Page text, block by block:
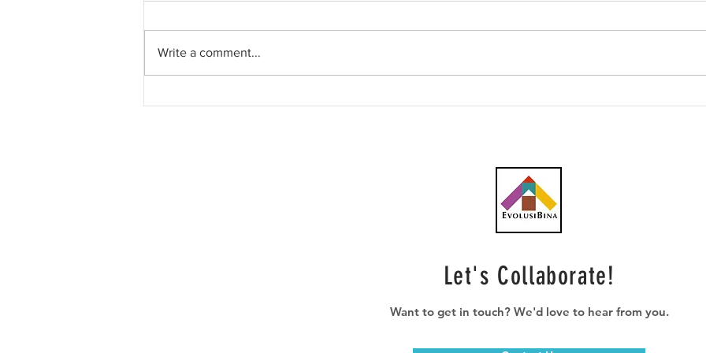
Write a comment...
Let's Collaborate!
Want to get in touch? We'd love to hear from you.